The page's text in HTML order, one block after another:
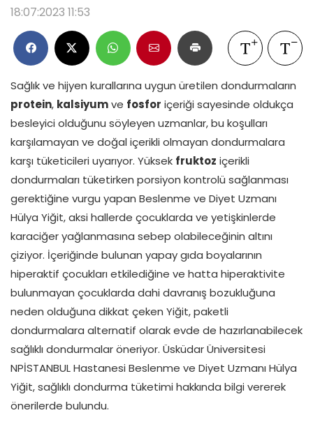
18:07:2023 11:53
Sağlık ve hijyen kurallarına uygun üretilen dondurmaların
protein, kalsiyumve fosfor içeriği sayesinde oldukça
besleyici olduğunu söyleyen uzmanlar, bu koşulları
karşılamayan ve doğal içerikli olmayan dondurmalara
karşı tüketicileri uyarıyor. Yüksek fruktoz içerikli
dondurmaları tüketirken porsiyon kontrolü sağlanması
gerektiğine vurgu yapan Beslenme ve Diyet Uzmanı
Hülya Yiğit, aksi hallerde çocuklarda ve yetişkinlerde
karaciğer yağlanmasına sebep olabileceğinin altını
çiziyor. İçeriğinde bulunan yapay gıda boyalarının
hiperaktif çocukları etkilediğine ve hatta hiperaktivite
bulunmayan çocuklarda dahi davranış bozukluğuna
neden olduğuna dikkat çeken Yiğit, paketli
dondurmalara alternatif olarak evde de hazırlanabilecek
sağlıklı dondurmalar öneriyor. Üsküdar Üniversitesi
NPİSTANBUL Hastanesi Beslenme ve Diyet Uzmanı Hülya
Yiğit, sağlıklı dondurma tüketimi hakkında bilgi vererek
önerilerde bulundu.